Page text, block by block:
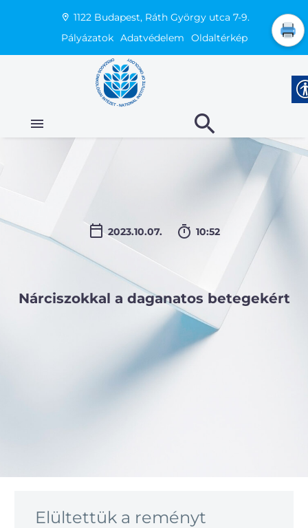
1122 Budapest, Ráth György utca 7-9.
Pályázatok Adatvédelem Oldaltérkép
2023.10.07. 10:52
Nárciszokkal a daganatos betegekért
Elültettük a reményt